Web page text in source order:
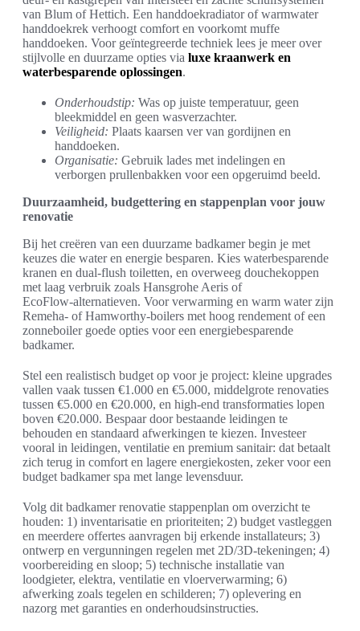
van Blum of Hettich. Een handdoekradiator of warmwater
handdoekrek verhoogt comfort en voorkomt muffe
handdoeken. Voor geïntegreerde techniek lees je meer over
stijlvolle en duurzame opties via luxe kraanwerk en
waterbesparende oplossingen.
Onderhoudstip: Was op juiste temperatuur, geen
bleekmiddel en geen wasverzachter.
Veiligheid: Plaats kaarsen ver van gordijnen en
handdoeken.
Organisatie: Gebruik lades met indelingen en
verborgen prullenbakken voor een opgeruimd beeld.
Duurzaamheid, budgettering en stappenplan voor jouw
renovatie
Bij het creëren van een duurzame badkamer begin je met
keuzes die water en energie besparen. Kies waterbesparende
kranen en dual‑flush toiletten, en overweeg douchekoppen
met laag verbruik zoals Hansgrohe Aeris of
EcoFlow‑alternatieven. Voor verwarming en warm water zijn
Remeha‑ of Hamworthy‑boilers met hoog rendement of een
zonneboiler goede opties voor een energiebesparende
badkamer.
Stel een realistisch budget op voor je project: kleine upgrades
vallen vaak tussen €1.000 en €5.000, middelgrote renovaties
tussen €5.000 en €20.000, en high‑end transformaties lopen
boven €20.000. Bespaar door bestaande leidingen te
behouden en standaard afwerkingen te kiezen. Investeer
vooral in leidingen, ventilatie en premium sanitair: dat betaalt
zich terug in comfort en lagere energiekosten, zeker voor een
budget badkamer spa met lange levensduur.
Volg dit badkamer renovatie stappenplan om overzicht te
houden: 1) inventarisatie en prioriteiten; 2) budget vastleggen
en meerdere offertes aanvragen bij erkende installateurs; 3)
ontwerp en vergunningen regelen met 2D/3D‑tekeningen; 4)
voorbereiding en sloop; 5) technische installatie van
loodgieter, elektra, ventilatie en vloerverwarming; 6)
afwerking zoals tegelen en schilderen; 7) oplevering en
nazorg met garanties en onderhoudsinstructies.